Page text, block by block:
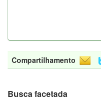
Compartilhamento
Busca facetada